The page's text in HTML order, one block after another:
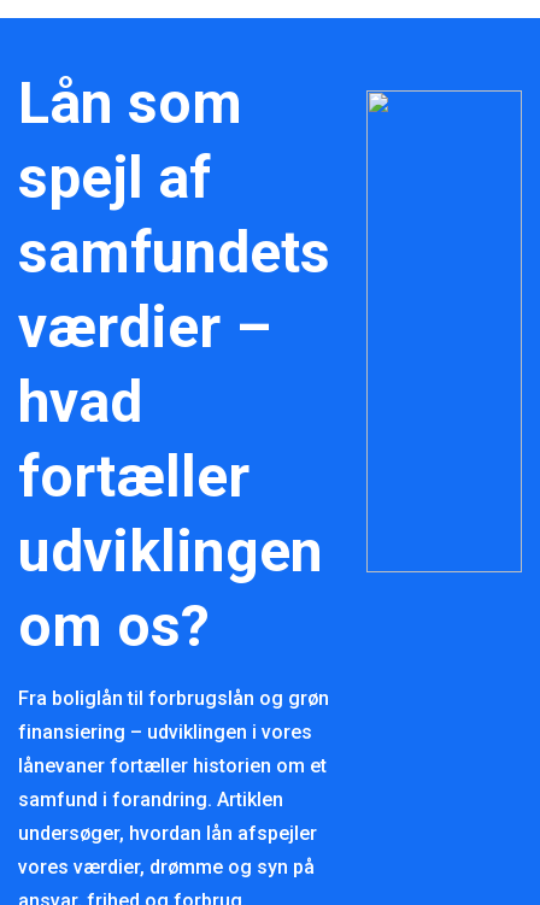
Lån som
spejl af
samfundets
værdier –
hvad
fortæller
udviklingen
om os?
Fra boliglån til forbrugslån og grøn
finansiering – udviklingen i vores
lånevaner fortæller historien om et
samfund i forandring. Artiklen
undersøger, hvordan lån afspejler
vores værdier, drømme og syn på